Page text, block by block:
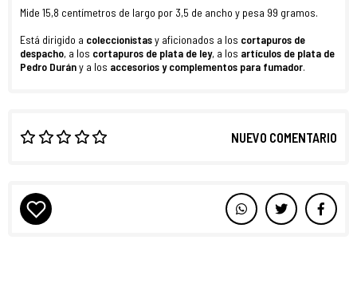
Mide 15,8 centímetros de largo por 3,5 de ancho y pesa 99 gramos.
Está dirigido a coleccionistasy aficionados a los cortapuros de
despacho, a los cortapuros de plata de ley, a los artículos de plata de
Pedro Durány a los accesorios y complementos para fumador.
NUEVO COMENTARIO